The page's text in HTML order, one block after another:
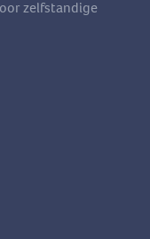
zelfstandige